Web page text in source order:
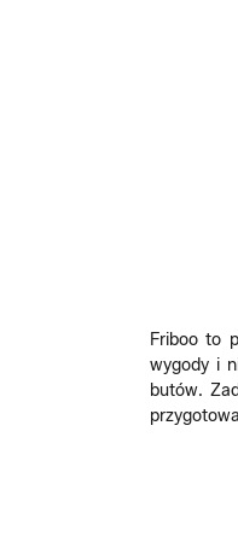
Friboo to
wygody i
butów.